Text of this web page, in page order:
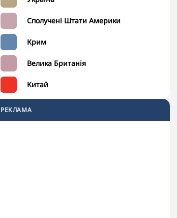
Сполучені Штати Америки
Крим
Велика Британія
Китай
РЕКЛАМА